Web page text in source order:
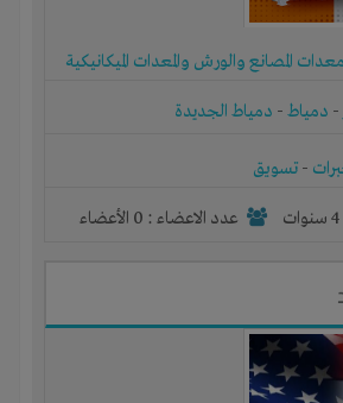
المصانع والورش والمعدات الميكانيكية
- دمياط- دمياط الجديدة
- تسويق
عدد الاعضاء : 0 الأعضاء